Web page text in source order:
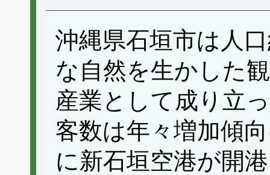
沖縄県石垣市は人
な自然を生かした
産業として成り立
客数は年々増加傾
に新石垣空港が開